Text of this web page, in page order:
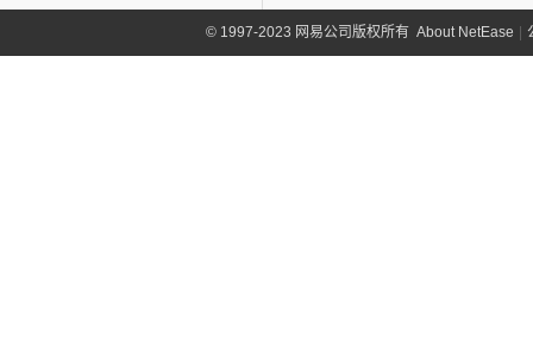
©1997-2023 网易公司版权所有 About NetEase